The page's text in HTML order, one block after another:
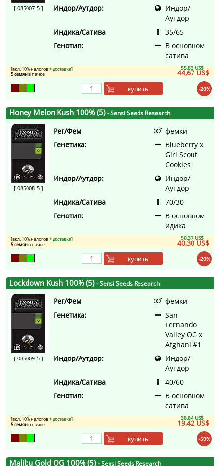
[ 085007-5 ]
Индор/Аутдор:
Индор/
Аутдор
Индика/Сатива
35/65
Генотип:
В основном
сатива
55,83 US$
44,67 US$
[вкл. 10% налогов+ доставка]
5 семянв пачке
-20%
купить
Honey Melon Kush 100% (5)- Sensi Seeds Research
[ 085008-5 ]
Рег/Фем
фемки
Генетика:
Blueberry x
Girl Scout
Cookies
Индор/Аутдор:
Индор/
Аутдор
Индика/Сатива
70/30
Генотип:
В основном
идика
50,37 US$
40,30 US$
[вкл. 10% налогов+ доставка]
5 семянв пачке
-20%
купить
Lockdown Kush 100% (5)- Sensi Seeds Research
[ 085009-5 ]
Рег/Фем
фемки
Генетика:
San
Fernando
Valley OG x
Afghani #1
Индор/Аутдор:
Индор/
Аутдор
Индика/Сатива
40/60
Генотип:
В основном
сатива
38,84 US$
19,42 US$
[вкл. 10% налогов+ доставка]
5 семянв пачке
-50%
купить
Malibu Gold OG 100% (5)- Sensi Seeds Research